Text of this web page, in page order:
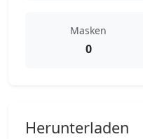
Masken
0
Herunterladen